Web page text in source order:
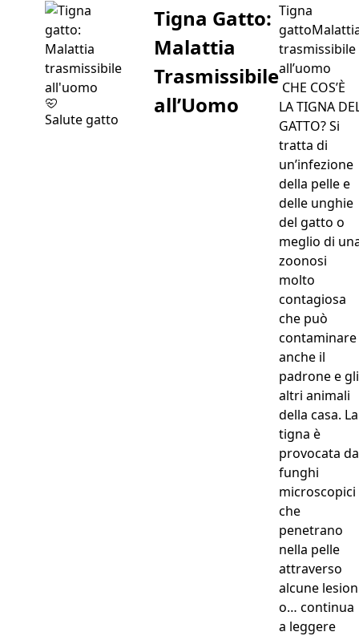
Salute gatto
Tigna Gatto:
Malattia
Trasmissibile
all’Uomo
Tigna
trasmissibile
all’uomo
CHE COS’È
LA TIGNA
GATTO? Si
tratta di
un’infezione
della pelle e
delle unghie
del gatto o
meglio di
zoonosi
molto
contagiosa
che può
contaminare
anche il
padrone e gli
altri animali
della casa. La
tigna è
provocata da
funghi
microscopici
che
penetrano
nella pelle
attraverso
alcune
o… continua
a leggere